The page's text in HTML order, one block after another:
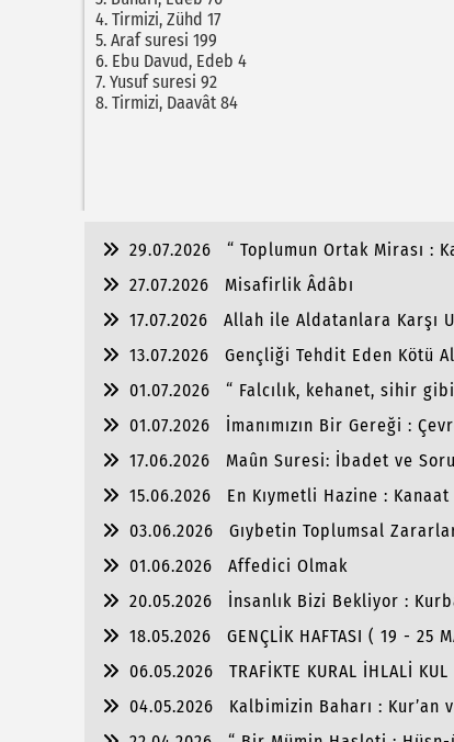
4. Tirmizi, Zühd 17
5. Araf suresi 199
6. Ebu Davud, Edeb 4
7. Yusuf suresi 92
8. Tirmizi, Daavât 84
29.07.2026
“ Toplumun Ortak Mirası :
27.07.2026
Misafirlik Âdâbı
17.07.2026
Allah ile Aldatanlara Karşı
13.07.2026
Gençliği Tehdit Eden Kötü
01.07.2026
“ Falcılık, kehanet, sihir
01.07.2026
İmanımızın Bir Gereği :
17.06.2026
Maûn Suresi: İbadet ve
15.06.2026
En Kıymetli Hazine : Kanaat
03.06.2026
Gıybetin Toplumsal
01.06.2026
Affedici Olmak
20.05.2026
İnsanlık Bizi Bekliyor :
18.05.2026
GENÇLİK HAFTASI ( 19 - 25
06.05.2026
TRAFİKTE KURAL İHLALİ
04.05.2026
Kalbimizin Baharı : Kur’an